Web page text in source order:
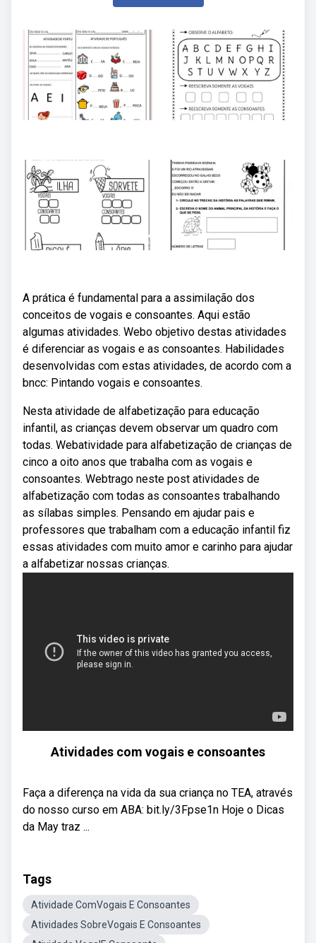
A prática é fundamental para a assimilação dos
conceitos de vogais e consoantes. Aqui estão
algumas atividades. Webo objetivo destas atividades
é diferenciar as vogais e as consoantes. Habilidades
desenvolvidas com estas atividades, de acordo com a
bncc: Pintando vogais e consoantes.
Nesta atividade de alfabetização para educação
infantil, as crianças devem observar um quadro com
todas. Webatividade para alfabetização de crianças de
cinco a oito anos que trabalha com as vogais e
consoantes. Webtrago neste post atividades de
alfabetização com todas as consoantes trabalhando
as sílabas simples. Pensando em ajudar pais e
professores que trabalham com a educação infantil fiz
essas atividades com muito amor e carinho para ajudar
a alfabetizar nossas crianças.
Atividades com vogais e consoantes
Faça a diferença na vida da sua criança no TEA, através
do nosso curso em ABA: bit.ly/3Fpse1n Hoje o Dicas
da May traz ...
Tags
Atividade ComVogais E Consoantes
Atividades SobreVogais E Consoantes